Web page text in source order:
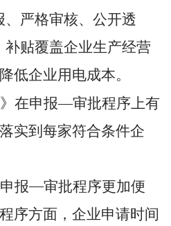
、严格审核、公开透
补贴覆盖企业生产经营
低企业用电成本。
在申报—审批程序上有
实到每家符合条件企
报—审批程序更加便
序方面，企业申请时间